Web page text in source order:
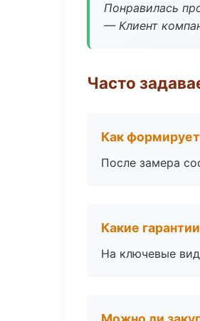
Понравилась
— Клиент
Часто
Как
После замера
Какие
На ключевые